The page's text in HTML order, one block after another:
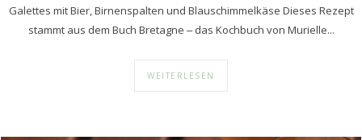
Galettes mit Bier, Birnenspalten und Blauschimmelkäse Dieses Rezept
stammt aus dem Buch Bretagne ‒ das Kochbuch von Murielle...
WEITERLESEN